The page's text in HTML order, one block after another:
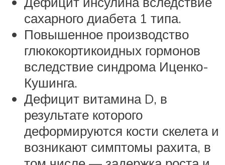
сахарного диабета 1 типа.
Повышенное производство
глюкокортикоидных гормонов
вследствие синдрома Иценко-
Кушинга.
Дефицит витамина D, в
результате которого
деформируются кости скелета и
возникают симптомы рахита, в